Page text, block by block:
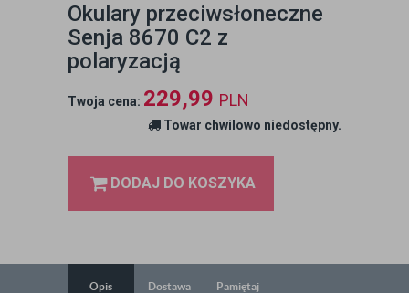
Okulary przeciwsłoneczne
Senja 8670 C2 z
polaryzacją
Twoja cena: 229,99 PLN
Towar chwilowo niedostępny.
DODAJ DO KOSZYKA
Opis Dostawa Pamiętaj